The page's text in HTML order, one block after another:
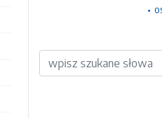
Wyszukiwarka